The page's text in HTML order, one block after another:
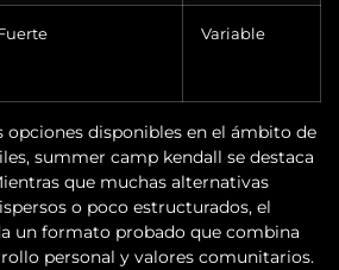
Variable
opciones disponibles en el ámbito de
summer camp kendall se destaca
que muchas alternativas
o poco estructurados, el
un formato probado que combina
personal y valores comunitarios.